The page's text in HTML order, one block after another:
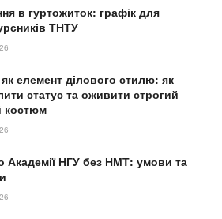
в гуртожиток: графік для
ТНТУ
елемент ділового стилю: як
статус та оживити строгий
костюм
Академії НГУ без НМТ: умови та